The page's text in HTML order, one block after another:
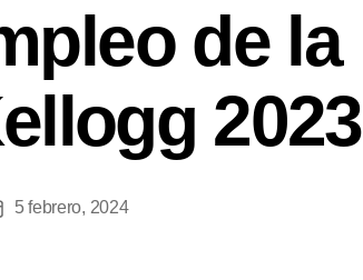
de la
2023
5 febrero, 2024